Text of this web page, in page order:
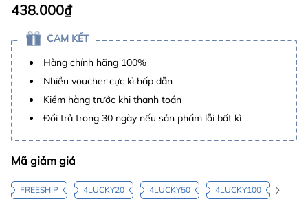
438.000₫
CAM KẾT
Hàng chính hãng 100%
Nhiều voucher cực kì hấp dẫn
Kiểm hàng trước khi thanh toán
Đổi trả trong 30 ngày nếu sản phẩm lỗi bất kì
Mã giảm giá
FREESHIP 4LUCKY20 4LUCKY50 4LUCKY100